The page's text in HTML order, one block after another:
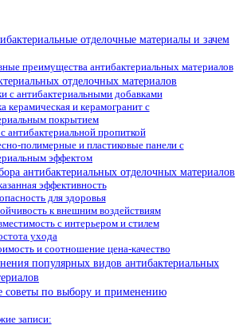
отделочные материалы и зачем
преимущества антибактериальных материалов
отделочных материалов
с антибактериальными добавками
керамическая и керамогранит с
покрытием
антибактериальной пропиткой
полимерные и пластиковые панели с
эффектом
антибактериальных отделочных материалов
эффективность
для здоровья
к внешним воздействиям
с интерьером и стилем
ухода
и соотношение цена-качество
популярных видов антибактериальных
советы по выбору и применению
записи: